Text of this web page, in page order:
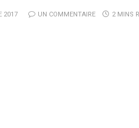
2017 UN COMMENTAIRE 2 MINS